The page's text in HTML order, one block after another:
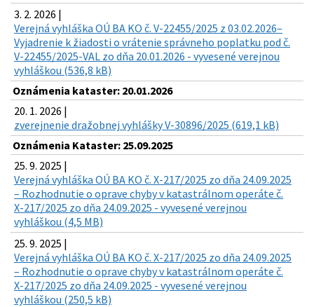
3. 2. 2026 |
Verejná vyhláška OÚ BA KO č. V-22455/2025 z 03.02.2026–
Vyjadrenie k žiadosti o vrátenie správneho poplatku pod č.
V-22455/2025-VAL zo dňa 20.01.2026 - vyvesené verejnou
vyhláškou (536,8 kB)
Oznámenia kataster: 20.01.2026
20. 1. 2026 |
zverejnenie dražobnej vyhlášky V-30896/2025 (619,1 kB)
Oznámenia Kataster: 25.09.2025
25. 9. 2025 |
Verejná vyhláška OÚ BA KO č. X-217/2025 zo dňa 24.09.2025
– Rozhodnutie o oprave chyby v katastrálnom operáte č.
X-217/2025 zo dňa 24.09.2025 - vyvesené verejnou
vyhláškou (4,5 MB)
25. 9. 2025 |
Verejná vyhláška OÚ BA KO č. X-217/2025 zo dňa 24.09.2025
– Rozhodnutie o oprave chyby v katastrálnom operáte č.
X-217/2025 zo dňa 24.09.2025 - vyvesené verejnou
vyhláškou (250,5 kB)